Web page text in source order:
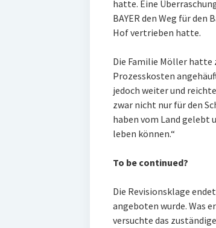
hatte. Eine
BAYER den Weg für
Hof vertrieben hatte.
Die Familie Möller hatte
Prozesskosten
jedoch weiter und
zwar nicht nur für den
haben vom Land gelebt
leben können.“
To be continued?
Die Revisionsklage
angeboten wurde. Was
versuchte das